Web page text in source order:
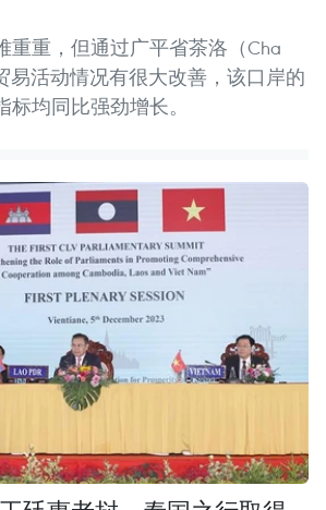
重重，但通过广平省茶洛（Cha
易活动情况有很大改善，该口岸的
均同比强劲增长。